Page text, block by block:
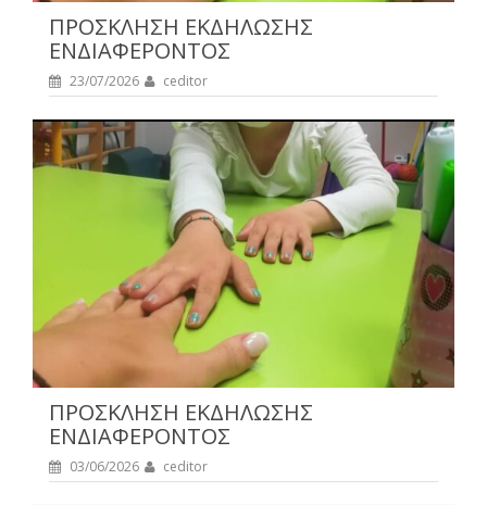
ΠΡΟΣΚΛΗΣΗ ΕΚΔΗΛΩΣΗΣ
ΕΝΔΙΑΦΕΡΟΝΤΟΣ
23/07/2026 ceditor
ΠΡΟΣΚΛΗΣΗ ΕΚΔΗΛΩΣΗΣ
ΕΝΔΙΑΦΕΡΟΝΤΟΣ
03/06/2026 ceditor